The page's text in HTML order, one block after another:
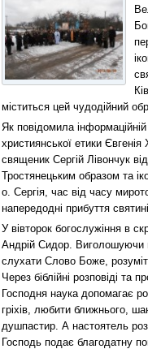
міститься цей чудодійний
Як повідомила
християнської етики
священик Сергій Лівончук
Тростянецьким образом та
о. Сергія, час від часу
напередодні прибуття
У вівторок богослужіння в
Андрій Сидор. Виголошуючи
слухати Слово Боже,
Через біблійні розповіді та
Господня наука допомагає
гріхів, любити ближнього,
душпастир. А настоятель
Господь подає благодатну